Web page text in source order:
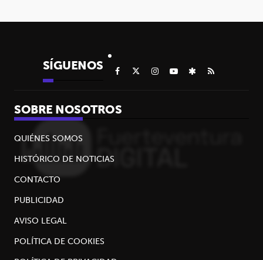
SÍGUENOS
SOBRE NOSOTROS
QUIÉNES SOMOS
HISTÓRICO DE NOTICIAS
CONTACTO
PUBLICIDAD
AVISO LEGAL
POLÍTICA DE COOKIES